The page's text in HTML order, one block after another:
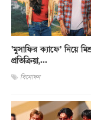
‘মুসাফির ক্যাফে’ নিয়ে
প্রতিক্রিয়া,...
বিনোদন